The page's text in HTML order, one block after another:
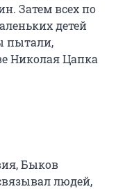
Затем всех по
детей
пытали,
Николая Цапка
Быков
людей,